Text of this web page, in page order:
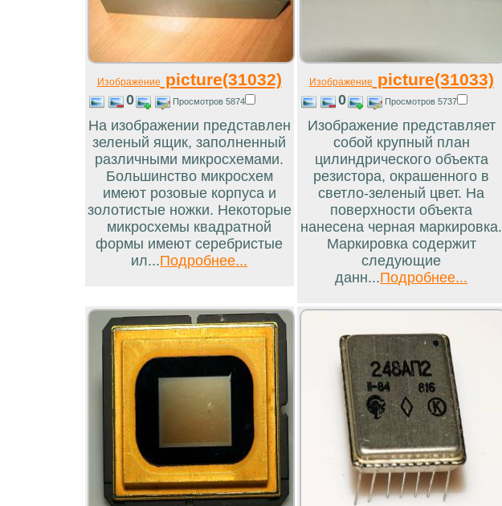
Изображение picture(31032)
0 Просмотров 5874
На изображении представлен
зеленый ящик, заполненный
различными микросхемами.
Большинство микросхем
имеют розовые корпуса и
золотистые ножки. Некоторые
микросхемы квадратной
формы имеют серебристые
ил...Подробнее...
Изображение picture(31033)
0 Просмотров 5737
Изображение представляет
собой крупный план
цилиндрического объекта
резистора, окрашенного в
светло-зеленый цвет. На
поверхности объекта
нанесена черная маркировка.
Маркировка содержит
следующие
данн...Подробнее...